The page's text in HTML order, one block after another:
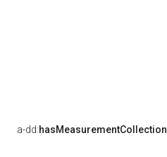
a-dd:hasMeasurementCollection